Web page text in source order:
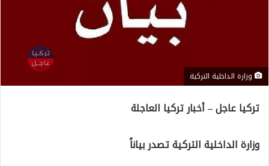
وزارة الداخلية التركية
تركيا عاجل – أخبار تركيا العاجلة
وزارة الداخلية التركية تصدر بياناً